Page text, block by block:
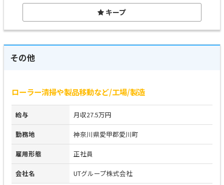
キープ
その他
ローラー清掃や製品移動など/工場/製造
給与 月収27.5万円
勤務地 神奈川県愛甲郡愛川町
雇用形態 正社員
会社名 UTグループ株式会社